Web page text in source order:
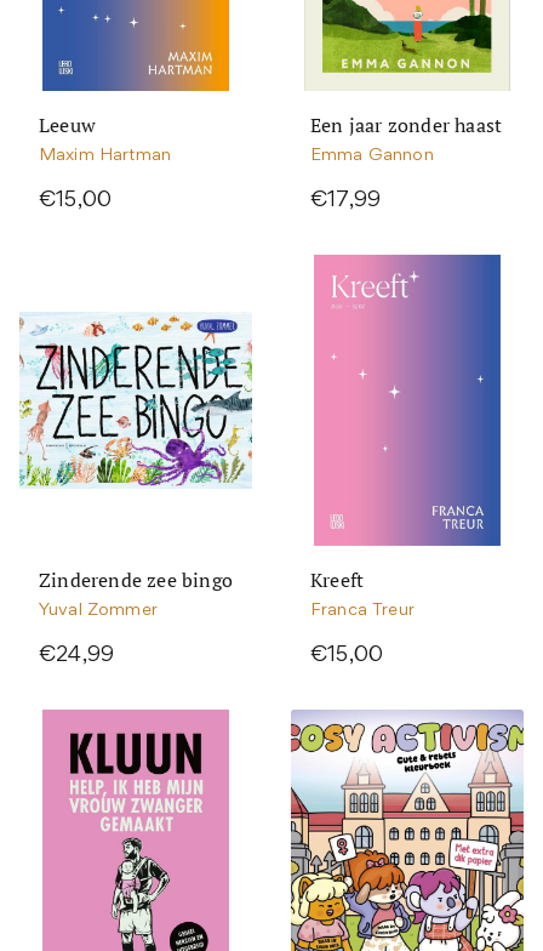
Leeuw
Maxim Hartman
€15,00
Een jaar zonder haast
Emma Gannon
€17,99
Zinderende zee bingo
Yuval Zommer
€24,99
Kreeft
Franca Treur
€15,00